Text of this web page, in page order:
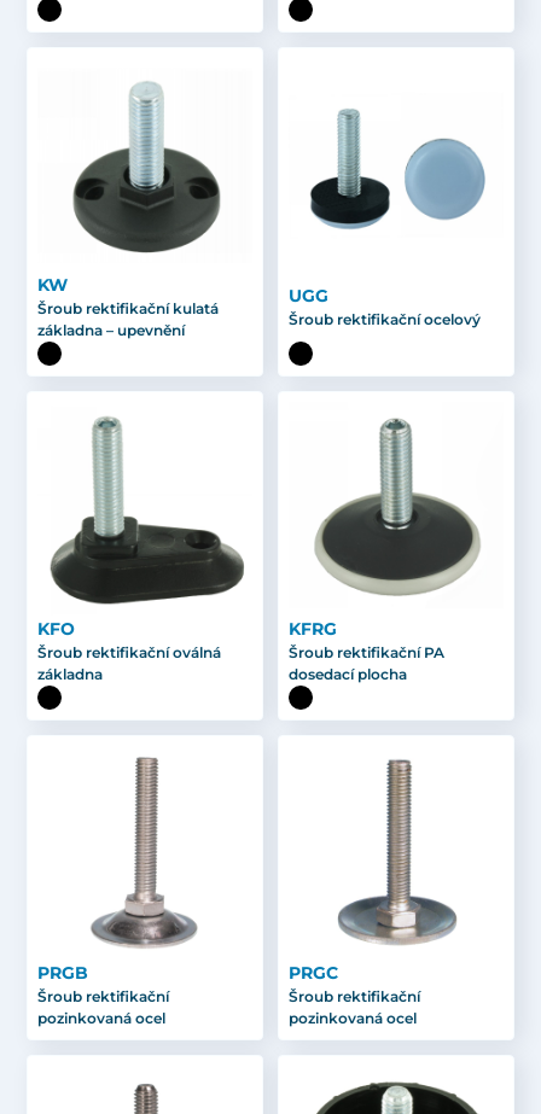
KW
Šroub rektifikační kulatá
základna – upevnění
UGG
Šroub rektifikační ocelový
KFO
Šroub rektifikační oválná
základna
KFRG
Šroub rektifikační PA
dosedací plocha
PRGB
Šroub rektifikační
pozinkovaná ocel
PRGC
Šroub rektifikační
pozinkovaná ocel